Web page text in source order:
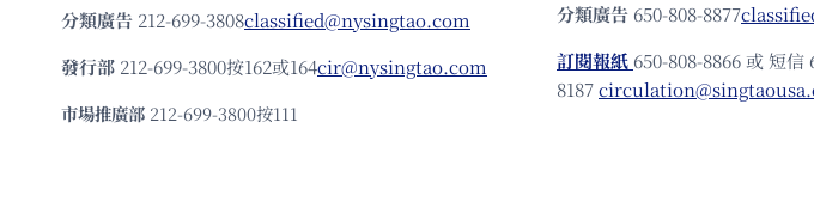
分類廣告 212-699-3808classified@nysingtao.com
發⾏部 212-699-3800按162或164cir@nysingtao.com
市場推廣部 212-699-3800按111
分類廣告 650-808-8877
訂閱報紙 650-808-8866 或 短信
8187